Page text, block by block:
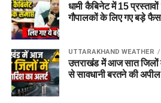
धामी कैबिनेट में 15
गौपालकों के लिए गए बड़े
UTTARAKHAND WEATHER
उत्तराखंड में आज सात जिलों
से सावधानी बरतने की अपील